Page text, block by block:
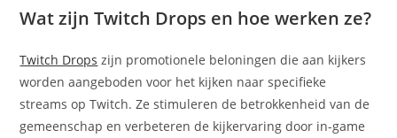
Wat zijn Twitch Drops en hoe werken ze?
Twitch Drops zijn promotionele beloningen die aan kijkers
worden aangeboden voor het kijken naar specifieke
streams op Twitch. Ze stimuleren de betrokkenheid van de
gemeenschap en verbeteren de kijkervaring door in-game